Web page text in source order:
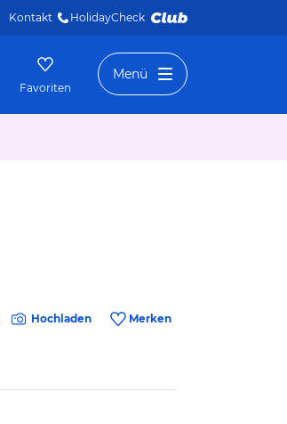
Kontakt HolidayCheck
Favoriten
Menü
Hochladen Merken